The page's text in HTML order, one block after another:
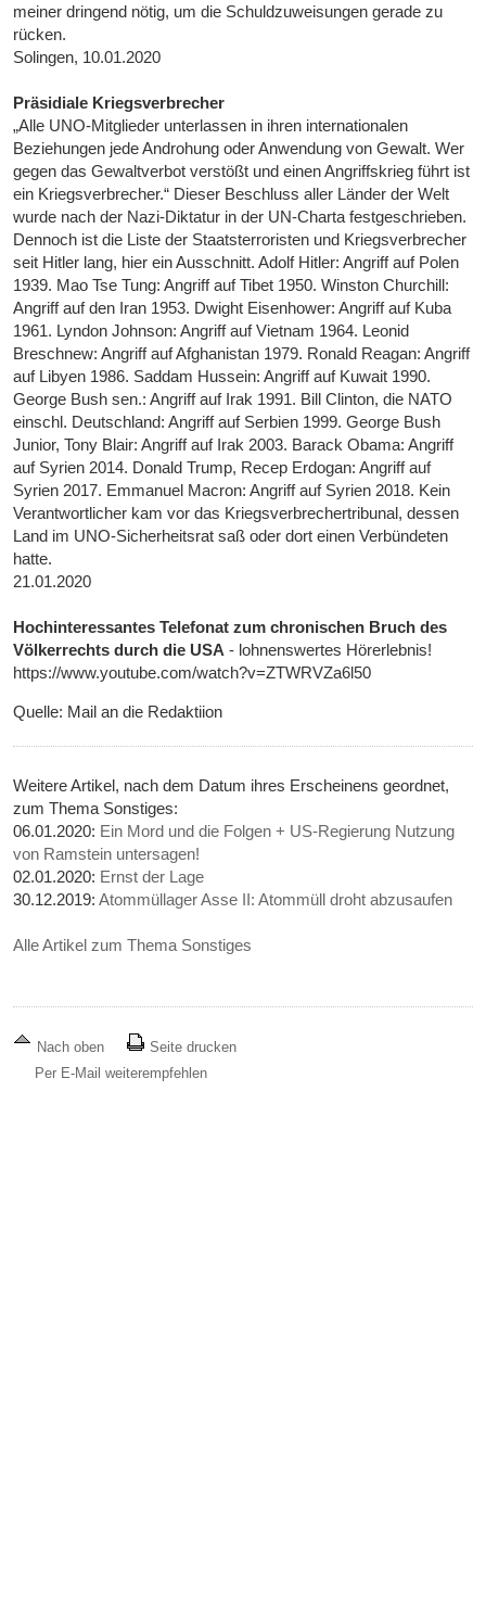
meiner dringend nötig, um die Schuldzuweisungen gerade zu
rücken.
Solingen, 10.01.2020
Präsidiale Kriegsverbrecher
„Alle UNO-Mitglieder unterlassen in ihren internationalen
Beziehungen jede Androhung oder Anwendung von Gewalt. Wer
gegen das Gewaltverbot verstößt und einen Angriffskrieg führt ist
ein Kriegsverbrecher.“ Dieser Beschluss aller Länder der Welt
wurde nach der Nazi-Diktatur in der UN-Charta festgeschrieben.
Dennoch ist die Liste der Staatsterroristen und Kriegsverbrecher
seit Hitler lang, hier ein Ausschnitt. Adolf Hitler: Angriff auf Polen
1939. Mao Tse Tung: Angriff auf Tibet 1950. Winston Churchill:
Angriff auf den Iran 1953. Dwight Eisenhower: Angriff auf Kuba
1961. Lyndon Johnson: Angriff auf Vietnam 1964. Leonid
Breschnew: Angriff auf Afghanistan 1979. Ronald Reagan: Angriff
auf Libyen 1986. Saddam Hussein: Angriff auf Kuwait 1990.
George Bush sen.: Angriff auf Irak 1991. Bill Clinton, die NATO
einschl. Deutschland: Angriff auf Serbien 1999. George Bush
Junior, Tony Blair: Angriff auf Irak 2003. Barack Obama: Angriff
auf Syrien 2014. Donald Trump, Recep Erdogan: Angriff auf
Syrien 2017. Emmanuel Macron: Angriff auf Syrien 2018. Kein
Verantwortlicher kam vor das Kriegsverbrechertribunal, dessen
Land im UNO-Sicherheitsrat saß oder dort einen Verbündeten
hatte.
21.01.2020
Hochinteressantes Telefonat zum chronischen Bruch des
Völkerrechts durch die USA - lohnenswertes Hörerlebnis!
https://www.youtube.com/watch?v=ZTWRVZa6l50
Quelle: Mail an die Redaktiion
Weitere Artikel, nach dem Datum ihres Erscheinens geordnet,
zum Thema Sonstiges:
06.01.2020: Ein Mord und die Folgen + US-Regierung Nutzung
von Ramstein untersagen!
02.01.2020: Ernst der Lage
30.12.2019:Atommüllager Asse II: Atommüll droht abzusaufen
Alle Artikel zum Thema Sonstiges
Nach oben
Seite drucken
Per E-Mail weiterempfehlen